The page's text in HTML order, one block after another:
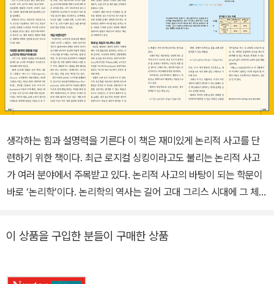
생각하는 힘과 설명력을 기른다 이 책은 재미있게 논리적 사고를 단
련하기 위한 책이다. 최근 로지컬 싱킹이라고도 불리는 논리적 사고
가 여러 분야에서 주목받고 있다. 논리적 사고의 바탕이 되는 학문이
바로 ‘논리학’이다. 논리학의 역사는 길어 고대 그리스 시대에 그 체계
사고방식을 다루지만, 논리학은 올바른 사고방식을 연구하는 학문이
보가 생략되거나 주장해야 하는 정보가 애매해지기도 한다. 그런 생
이 상품을 구입한 분들이 구매한 상품